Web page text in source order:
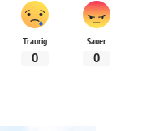
Traurig
0
Sauer
0